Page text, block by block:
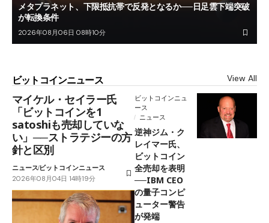
メタプラネット、下限抵抗帯で反発となるか──日足雲下端突破
が転換条件
2026年08月06日 08時10分
ビットコインニュース View All
マイケル・セイラー氏
「ビットコインを1
satoshiも売却していな
い」──ストラテジーの方
針と区別
ニュースビットコインニュース
2026年08月04日 14時19分
ビットコインニュ
ース
ニュース
逆神ジム・ク
レイマー氏、
ビットコイン
全売却を表明
──IBM CEO
の量子コンピ
ューター警告
が発端